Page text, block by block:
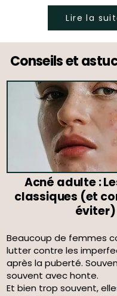
Lire la
Conseils et
Acné adulte :
classiques (et
éviter)
Beaucoup de femmes
lutter contre les
après la puberté.
souvent avec honte.
Et bien trop souvent,